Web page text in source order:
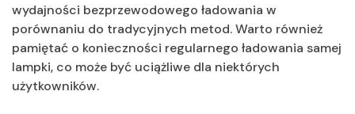
wydajności bezprzewodowego ładowania w
porównaniu do tradycyjnych metod. Warto również
pamiętać o konieczności regularnego ładowania samej
lampki, co może być uciążliwe dla niektórych
użytkowników.